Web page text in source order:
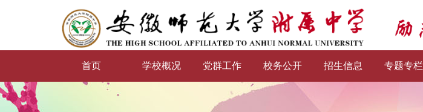
首页 学校概况 党群工作 校务公开 招生信息 专题专栏